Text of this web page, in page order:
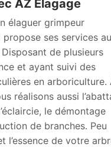
AZ Elagage
élaguer grimpeur
ses services
de plusieurs
et ayant suivi des
en arboriculture.
réalisons aussi
le démontage
de branches. Peu
l’essence de votre